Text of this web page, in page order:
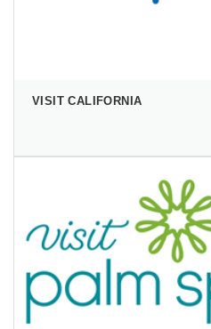
VISIT CALIFORNIA